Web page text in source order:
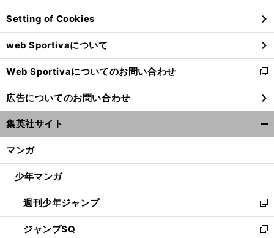
ン
ド
ウ
で
開
く
Setting of Cookies
web Sportivaについて
Web Sportivaについてのお問い合わせ
新
し
い
ウ
ィ
ン
ウ
開
く
広告についてのお問い合わせ
集英社サイト
マンガ
少年マンガ
週刊少年ジャンプ
新
し
い
ジャンプSQ
新